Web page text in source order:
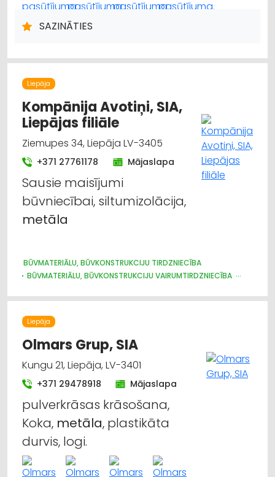
BŪVMATERIĀLU, BŪVKONSTRUKCIJU TIRDZNIECĪBA
MĒBEĻU TIRDZNIECĪBA
DIZAINS UN INTERJERS; PRIEKŠMETI UN PAKALPOJUMI
SAZINĀTIES
Liepāja
Kompānija Avotiņi, SIA,
Liepājas filiāle
Ziemupes 34, Liepāja LV-3405
+371 27761178 Mājaslapa
Sausie maisījumi
būvniecībai, siltumizolācija,
metāla
BŪVMATERIĀLU, BŪVKONSTRUKCIJU TIRDZNIECĪBA
BŪVMATERIĀLU, BŪVKONSTRUKCIJU VAIRUMTIRDZNIECĪBA
JUMTU SEGUMI
METĀLIZSTRĀDĀJUMI
DURVIS, LOGI
METĀLA TIRDZNIECĪBA
INTERNETVEIKALI, E-KOMERCIJA
APDARES MATERIĀLI: TIRDZNIECĪBA
Liepāja
Olmars Grup, SIA
Kungu 21, Liepāja, LV-3401
+371 29478918 Mājaslapa
pulverkrāsas krāsošana,
Koka, metāla, plastikāta
durvis, logi.